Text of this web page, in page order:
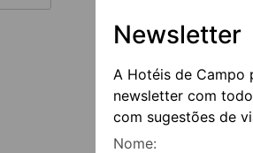
Newsletter
A Hotéis de Campo
newsletter com
com sugestões de
Nome: